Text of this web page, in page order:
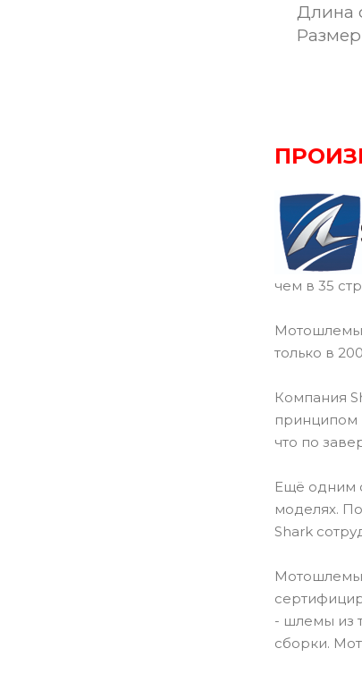
Длина
Размер
чем в 35
Мотошлемы
только в
Компания
принципом
что по
Ещё одним
моделях.
Shark
Мотошлемы
- шлемы из
сборки.